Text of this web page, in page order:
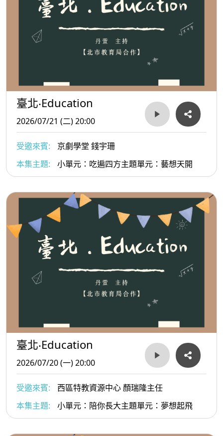
臺北‧Education
2026/07/21 (二) 20:00
受邀來賓:
京劇學堂 錢宇珊
本集主題:
小單元：吃遍四方主題單元：藝想天開
臺北‧Education
2026/07/20 (一) 20:00
受邀來賓:
西區特教資源中心 顏瑞隆主任
本集主題:
小單元：陪你長大主題單元：夢想起飛